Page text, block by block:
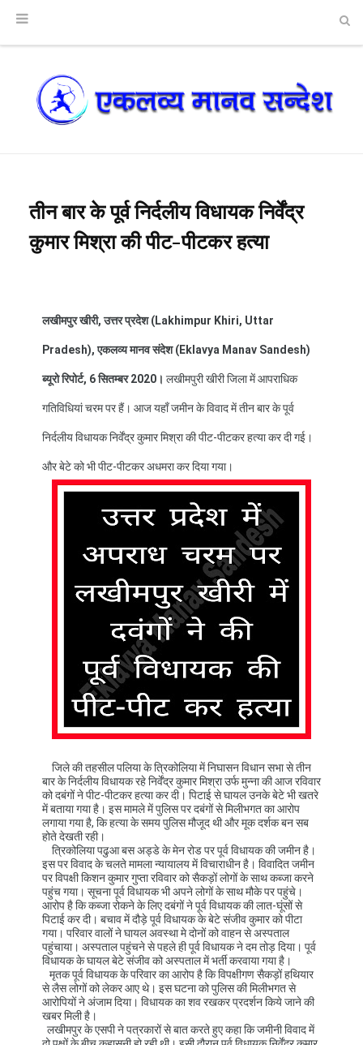
तीन बार के पूर्व निर्दलीय विधायक निर्वेंद्र
कुमार मिश्रा की पीट-पीटकर हत्या
लखीमपुर खीरी, उत्तर प्रदेश (Lakhimpur Khiri, Uttar
Pradesh), एकलव्य मानव संदेश (Eklavya Manav Sandesh)
ब्यूरो रिपोर्ट, 6 सितम्बर 2020। लखीमपुरी खीरी जिला में आपराधिक
गतिविधियां चरम पर हैं। आज यहाँ जमीन के विवाद में तीन बार के पूर्व
निर्दलीय विधायक निर्वेंद्र कुमार मिश्रा की पीट-पीटकर हत्या कर दी गई।
और बेटे को भी पीट-पीटकर अधमरा कर दिया गया।
जिले की तहसील पलिया के त्रिकोलिया में निघासन विधान सभा से तीन
बार के निर्दलीय विधायक रहे निर्वेंद्र कुमार मिश्रा उर्फ मुन्ना की आज रविवार
को दबंगों ने पीट-पीटकर हत्या कर दी। पिटाई से घायल उनके बेटे भी खतरे
में बताया गया है। इस मामले में पुलिस पर दबंगों से मिलीभगत का आरोप
लगाया गया है, कि हत्या के समय पुलिस मौजूद थी और मूक दर्शक बन सब
होते देखती रही।
त्रिकोलिया पढुआ बस अड्डे के मेन रोड पर पूर्व विधायक की जमीन है।
इस पर विवाद के चलते मामला न्यायालय में विचाराधीन है। विवादित जमीन
पर विपक्षी किशन कुमार गुप्ता रविवार को सैकड़ों लोगों के साथ कब्जा करने
पहुंच गया। सूचना पूर्व विधायक भी अपने लोगों के साथ मौके पर पहुंचे।
आरोप है कि कब्जा रोकने के लिए दबंगों ने पूर्व विधायक की लात-घूंसों से
पिटाई कर दी। बचाव में दौड़े पूर्व विधायक के बेटे संजीव कुमार को पीटा
गया। परिवार वालों ने घायल अवस्था मे दोनों को वाहन से अस्पताल
पहुंचाया। अस्पताल पहुंचने से पहले ही पूर्व विधायक ने दम तोड़ दिया। पूर्व
विधायक के घायल बेटे संजीव को अस्पताल में भर्ती करवाया गया है।
मृतक पूर्व विधायक के परिवार का आरोप है कि विपक्षीगण सैकड़ों हथियार
से लैस लोगों को लेकर आए थे। इस घटना को पुलिस की मिलीभगत से
आरोपियों ने अंजाम दिया। विधायक का शव रखकर प्रदर्शन किये जाने की
खबर मिली है।
लखीमपुर के एसपी ने पत्रकारों से बात करते हुए कहा कि जमीनी विवाद में